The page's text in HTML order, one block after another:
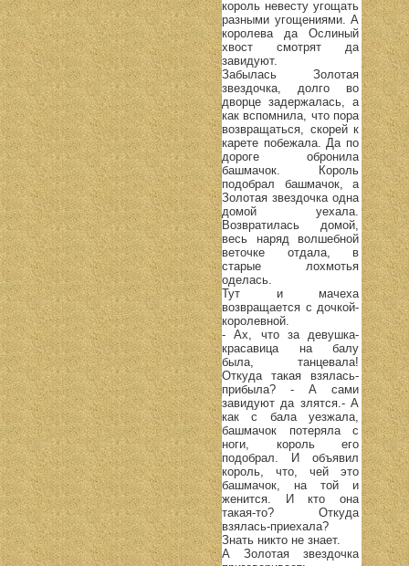
король невесту угощать
разными угощениями. А
королева да Ослиный
хвост смотрят да
завидуют.
Забылась Золотая
звездочка, долго во
дворце задержалась, а
как вспомнила, что пора
возвращаться, скорей к
карете побежала. Да по
дороге обронила
башмачок. Король
подобрал башмачок, а
Золотая звездочка одна
домой уехала.
Возвратилась домой,
весь наряд волшебной
веточке отдала, в
старые лохмотья
оделась.
Тут и мачеха
возвращается с дочкой-
королевной.
- Ах, что за девушка-
красавица на балу
была, танцевала!
Откуда такая взялась-
прибыла? - А сами
завидуют да злятся.- А
как с бала уезжала,
башмачок потеряла с
ноги, король его
подобрал. И объявил
король, что, чей это
башмачок, на той и
женится. И кто она
такая-то? Откуда
взялась-приехала?
Знать никто не знает.
А Золотая звездочка